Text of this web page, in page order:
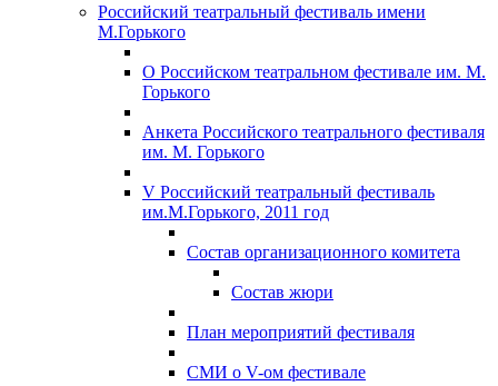
Российский театральный фестиваль имени
М.Горького
О Российском театральном фестивале им. М.
Горького
Анкета Российского театрального фестиваля
им. М. Горького
V Российский театральный фестиваль
им.М.Горького, 2011 год
Состав организационного комитета
Состав жюри
План мероприятий фестиваля
СМИ о V-ом фестивале